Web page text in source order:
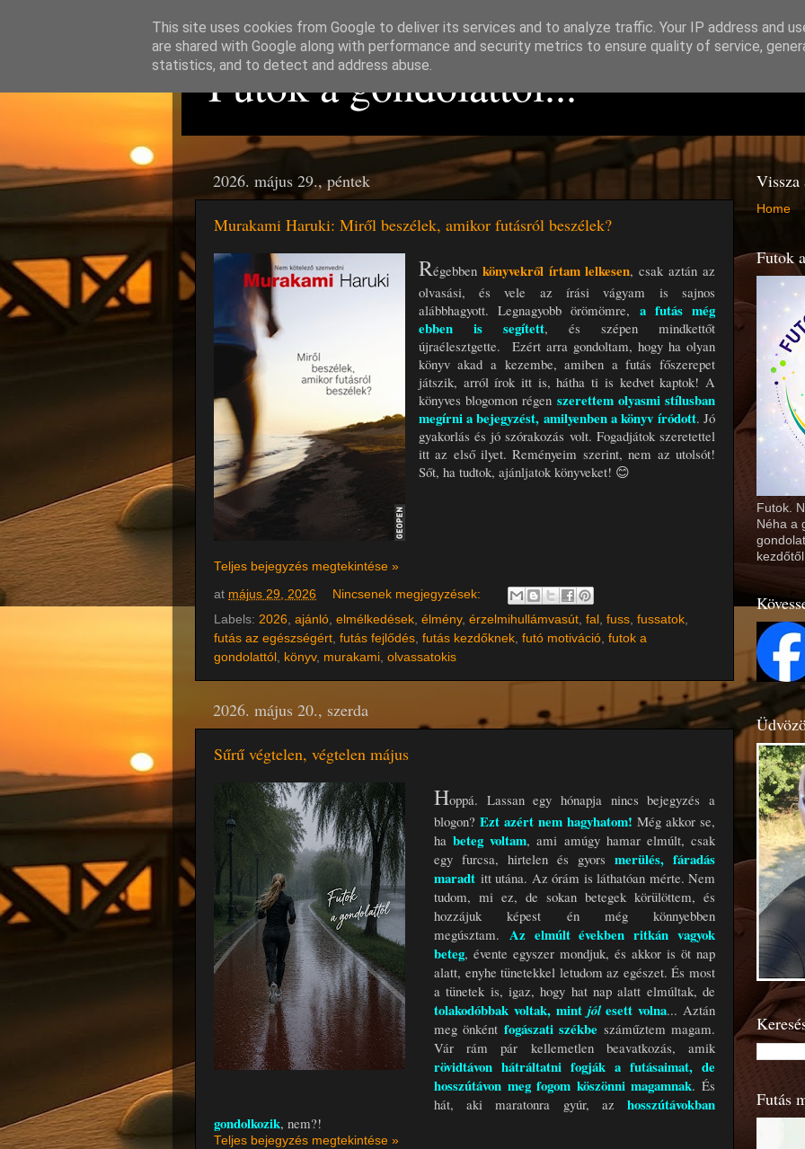
Futok a gondolattól...
2026. május 29., péntek
Murakami Haruki: Miről ​beszélek, amikor futásról beszélek?
Régebben könyvekről írtam lelkesen, csak aztán az
olvasási, és vele az írási vágyam is sajnos
alábbhagyott. Legnagyobb örömömre, a futás még
ebben is segített, és szépen mindkettőt
újraélesztgette. Ezért arra gondoltam, hogy ha olyan
könyv akad a kezembe, amiben a futás főszerepet
játszik, arról írok itt is, hátha ti is kedvet kaptok! A
könyves blogomon régen szerettem olyasmi stílusban
megírni a bejegyzést, amilyenben a könyv íródott. Jó
gyakorlás és jó szórakozás volt. Fogadjátok szeretettel
itt az első ilyet. Reményeim szerint, nem az utolsót!
Sőt, ha tudtok, ajánljatok könyveket! 😊
Teljes bejegyzés megtekintése »
at május 29, 2026
Nincsenek megjegyzések:
Labels: 2026, ajánló, elmélkedések, élmény, érzelmihullámvasút, fal , fuss, fussatok,
futás az egészségért, futás fejlődés, futás kezdőknek, futó motiváció, futok a
gondolattól , könyv, murakami, olvassatokis
2026. május 20., szerda
Sűrű végtelen, végtelen május
Hoppá. Lassan egy hónapja nincs bejegyzés a
blogon? Ezt azért nem hagyhatom! Még akkor se,
habeteg voltam, ami amúgy hamar elmúlt, csak
egy furcsa, hirtelen és gyors merülés, fáradás
maradt itt utána. Az órám is láthatóan mérte. Nem
tudom, mi ez, de sokan betegek körülöttem, és
hozzájuk képest én még könnyebben
megúsztam. Az elmúlt években ritkán vagyok
beteg, évente egyszer mondjuk, és akkor is öt nap
alatt, enyhe tünetekkel letudom az egészet. És most
a tünetek is, igaz, hogy hat nap alatt elmúltak, de
tolakodóbbak voltak, mint jólesett volna... Aztán
meg önként fogászati székbe száműztem magam.
Vár rám pár kellemetlen beavatkozás, amik
rövidtávon hátráltatni fogják a futásaimat, de
hosszútávon meg fogom köszönni magamnak. És
hát, aki maratonra gyúr, az hosszútávokban
gondolkozik, nem?!
Teljes bejegyzés megtekintése »
Home
Futok
Futok.
Néha a
Futás
This site uses cookies from Google to deliver its services and to analyze traffic. Your IP address and
are shared with Google along with performance and security metrics to ensure quality of service,
statistics, and to detect and address abuse.